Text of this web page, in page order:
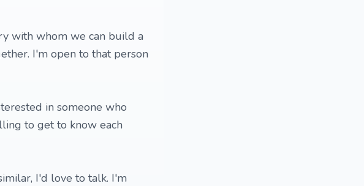
with whom we can build a
I'm open to that person
in someone who
to get to know each
I'd love to talk. I'm